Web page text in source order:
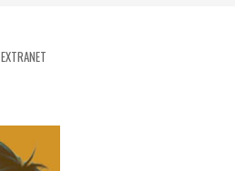
EXTRANET